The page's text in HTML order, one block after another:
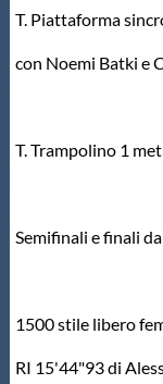
T. Piattaforma
con Noemi Batki e
T. Trampolino 1
Semifinali e finali
1500 stile libero
RI 15'44"93 di